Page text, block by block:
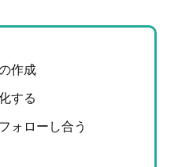
作成
する
ォローし合う